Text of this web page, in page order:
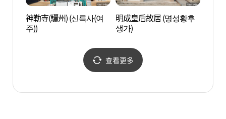
神勒寺(驪州) (신륵사(여
주))
明成皇后故居 (명성황후
생가)
查看更多